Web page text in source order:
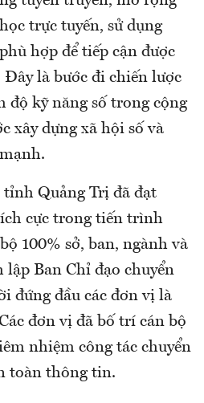
trực tuyến, sử dụng
hợp để tiếp cận được
Đây là bước đi chiến lược
độ kỹ năng số trong cộng
xây dựng xã hội số và
Quảng Trị đã đạt
cực trong tiến trình
100% sở, ban, ngành và
Ban Chỉ đạo chuyển
đứng đầu các đơn vị là
đơn vị đã bố trí cán bộ
nhiệm công tác chuyển
toàn thông tin.